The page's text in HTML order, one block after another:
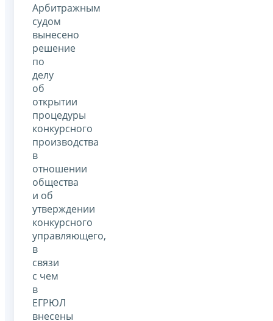
Арбитражным
судом
вынесено
решение
по
делу
об
открытии
процедуры
конкурсного
производства
в
отношении
общества
и об
утверждении
конкурсного
управляющего,
в
связи
с чем
в
ЕГРЮЛ
внесены